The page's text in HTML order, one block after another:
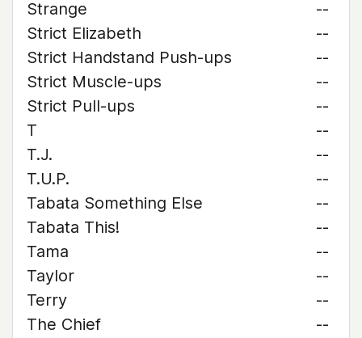
Strange
--
Strict Elizabeth
--
Strict Handstand Push-ups
--
Strict Muscle-ups
--
Strict Pull-ups
--
T
--
T.J.
--
T.U.P.
--
Tabata Something Else
--
Tabata This!
--
Tama
--
Taylor
--
Terry
--
The Chief
--